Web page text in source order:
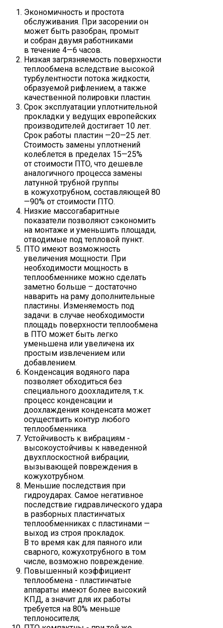
Экономичность и простота
обслуживания. При засорении он
может быть разобран, промыт
и собран двумя работниками
в течение 4—6 часов.
Низкая загрязняемость поверхности
теплообмена вследствие высокой
турбулентности потока жидкости,
образуемой рифлением, а также
качественной полировки пластин.
Срок эксплуатации уплотнительной
прокладки у ведущих европейских
производителей достигает 10 лет.
Срок работы пластин —20—25 лет.
Стоимость замены уплотнений
колеблется в пределах 15—25%
от стоимости ПТО, что дешевле
аналогичного процесса замены
латунной трубной группы
в кожухотрубном, составляющей 80
—90% от стоимости ПТО.
Низкие массогабаритные
показатели позволяют сэкономить
на монтаже и уменьшить площади,
отводимые под тепловой пункт.
ПТО имеют возможность
увеличения мощности. При
необходимости мощность в
теплообменнике можно сделать
заметно больше – достаточно
наварить на раму дополнительные
пластины. Изменяемость под
задачи: в случае необходимости
площадь поверхности теплообмена
в ПТО может быть легко
уменьшена или увеличена их
простым извлечением или
добавлением.
Конденсация водяного пара
позволяет обходиться без
специального доохладителя, т.к.
процесс конденсации и
доохлаждения конденсата может
осуществить контур любого
теплообменника.
Устойчивость к вибрациям -
высокоустойчивы к наведенной
двухплоскостной вибрации,
вызывающей повреждения в
кожухотрубном.
Меньшие последствия при
гидроударах. Самое негативное
последствие гидравлического удара
в разборных пластинчатых
теплообменниках с пластинами —
выход из строя прокладок.
В то время как для паяного или
сварного, кожухотрубного в том
числе, возможно повреждение.
Повышенный коэффициент
теплообмена - пластинчатые
аппараты имеют более высокий
КПД, а значит для их работы
требуется на 80% меньше
теплоносителя;